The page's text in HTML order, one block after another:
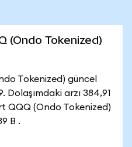
(Ondo Tokenized)
Tokenized) güncel
Dolaşımdaki arzı 384,91
QQQ (Ondo Tokenized)
B .